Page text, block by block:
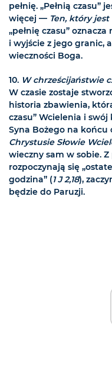
pełnię. „Pełnią czasu”
więcej — Ten, który
„pełnię czasu”
i wyjście z jego granic,
wieczności Boga.
10. W chrześcijaństwie
W czasie zostaje
historia zbawienia,
czasu” Wcielenia i
Syna Bożego na końcu
Chrystusie Słowie
wieczny sam w sobie.
rozpoczynają się
godzina” (1 J 2,18),
będzie do Paruzji.